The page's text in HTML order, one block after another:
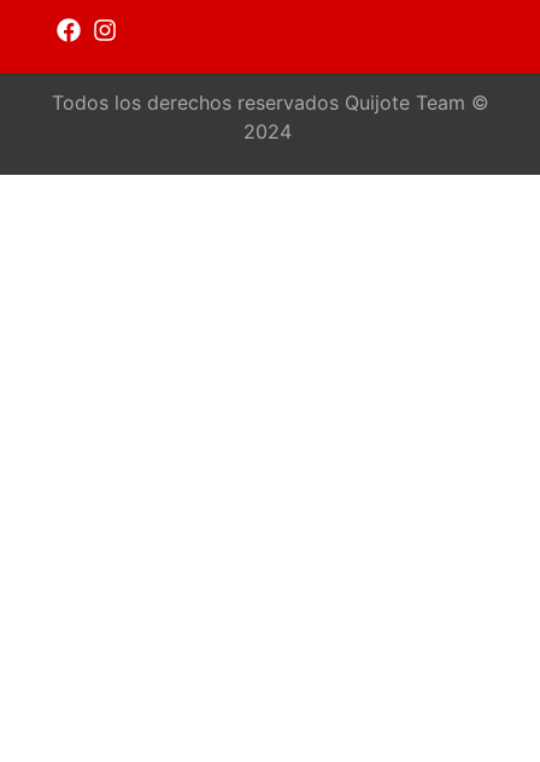
Todos los derechos reservados Quijote Team ©
2024